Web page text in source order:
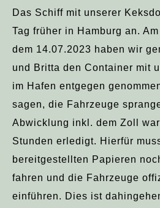
Das Schiff mit unserer
Tag früher in Hamburg an.
dem 14.07.2023 haben wir
und Britta den Container mit
im Hafen entgegen
sagen, die Fahrzeuge
Abwicklung inkl. dem Zoll
Stunden erledigt. Hierfür
bereitgestellten Papieren
fahren und die Fahrzeuge
einführen. Dies ist